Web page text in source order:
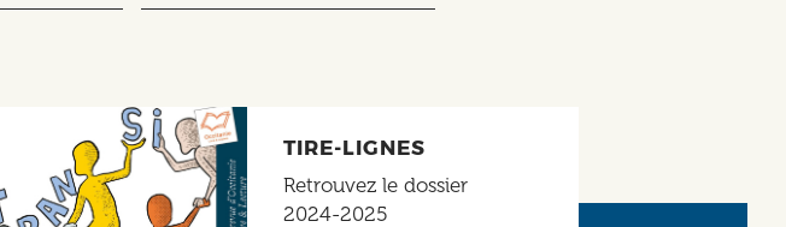
TIRE-LIGNES
Retrouvez le dossier
2024-2025